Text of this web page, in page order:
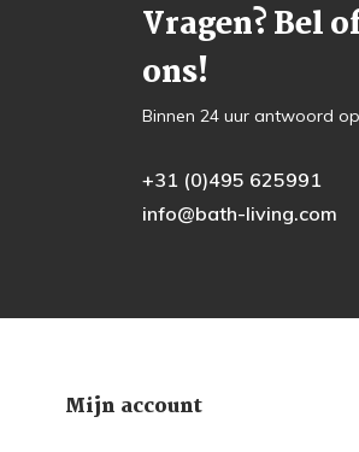
Vragen? Bel
ons!
Binnen 24 uur antwoord
+31 (0)495 625991
info@bath-living.com
Mijn account